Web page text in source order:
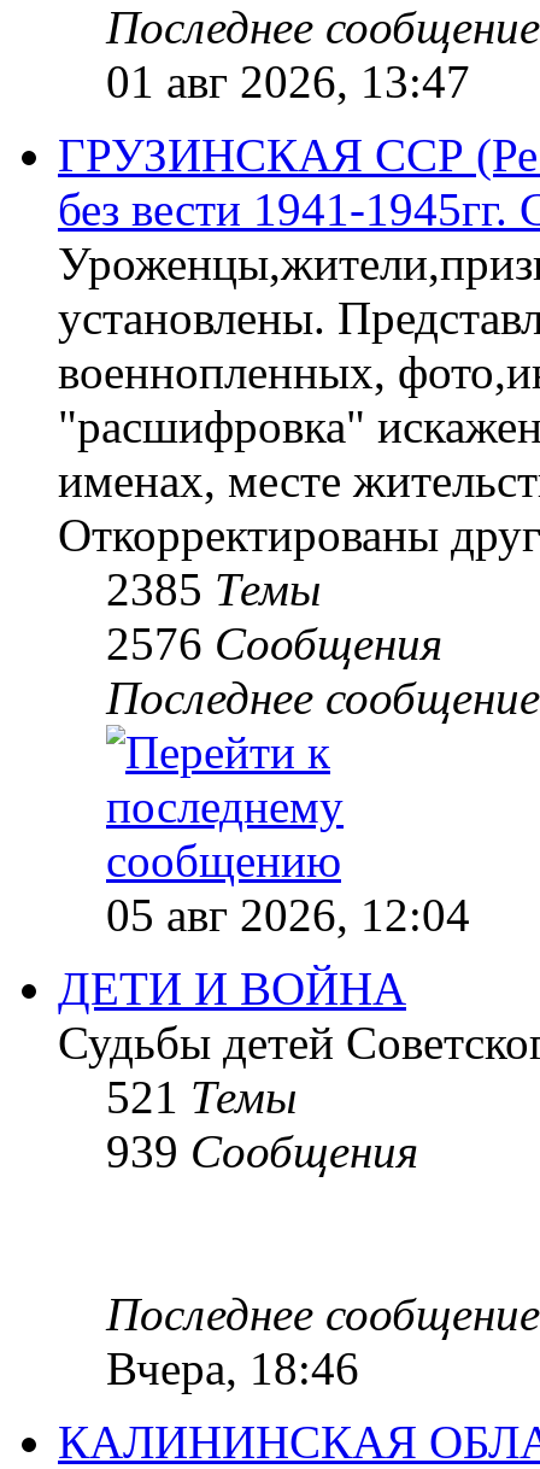
Последнее сообщение
01 авг 2026, 13:47
ГРУЗИНСКАЯ ССР
без вести 1941-
установлены.
военнопленных,
"расшифровка"
именах, месте
Откорректированы
2385 Темы
2576 Сообщения
Последнее сообщение
05 авг 2026, 12:04
ДЕТИ И ВОЙНА
Судьбы детей
521 Темы
939 Сообщения
Последнее сообщение
Вчера, 18:46
КАЛИНИНСКАЯ